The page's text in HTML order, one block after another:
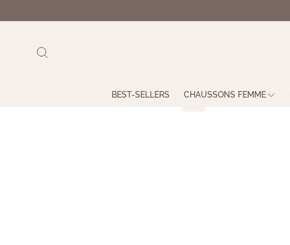
au
BEST-SELLERS CHAUSSONS FEMME